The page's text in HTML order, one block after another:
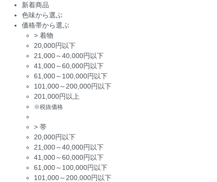
新着商品
色味から選ぶ
価格帯から選ぶ
> 着物
20,000円以下
21,000～40,000円以下
41,000～60,000円以下
61,000～100,000円以下
101,000～200,000円以下
201,000円以上
※税抜価格
> 帯
20,000円以下
21,000～40,000円以下
41,000～60,000円以下
61,000～100,000円以下
101,000～200,000円以下